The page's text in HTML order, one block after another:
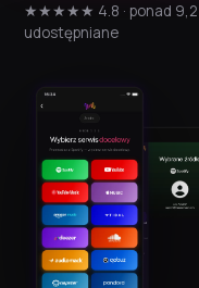
★★★★★ 4.8 · ponad 9,2
udostępniane